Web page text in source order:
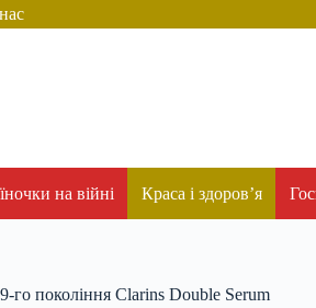
на війні Краса і здоров’я
го покоління Clarins Double Serum